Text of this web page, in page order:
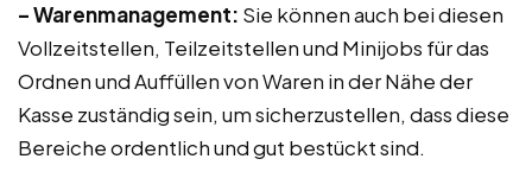
– Warenmanagement: Sie können auch bei diesen
Vollzeitstellen, Teilzeitstellen und Minijobs für das
Ordnen und Auffüllen von Waren in der Nähe der
Kasse zuständig sein, um sicherzustellen, dass diese
Bereiche ordentlich und gut bestückt sind.